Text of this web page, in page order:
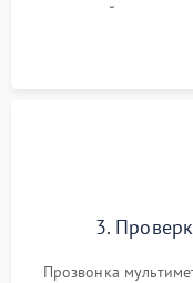
задней или
нагревательным
3.
Прозвонка